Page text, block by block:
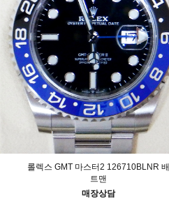
롤렉스 GMT 마스터2 126710BLNR 배
트맨
매장상담